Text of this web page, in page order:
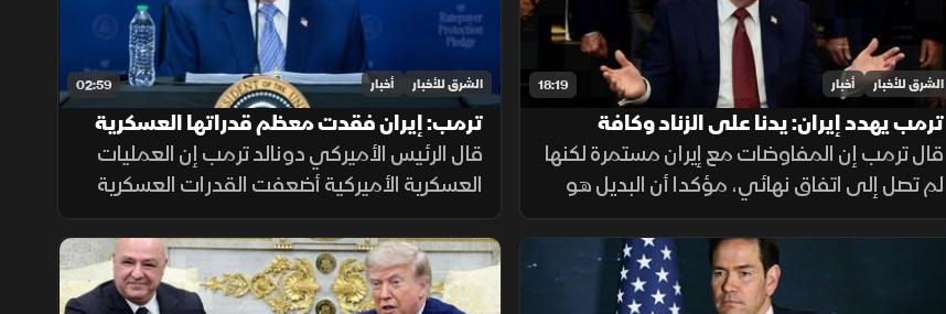
18:19 الشرق للأخبار أخبار
ترمب يهدد إيران: يدنا على الزناد وكافة
الذخائر جاهزة
قال ترمب إن المفاوضات مع إيران مستمرة لكنها
لم تصل إلى اتفاق نهائي، مؤكدا أن البديل هو
استمرار القصف، وأن طهران أصبحت أكثر جدية،
مع التشديد على جاهزية القوات الأميركية
واستمرار الضغط العسكري
02:59 الشرق للأخبار أخبار
ترمب: إيران فقدت معظم قدراتها العسكرية
خلال المواجهة
قال الرئيس الأميركي دونالد ترمب إن العمليات
العسكرية الأميركية أضعفت القدرات العسكرية
الإيرانية، منتقدا تقارير إعلامية تحدثت عن تعاظم
قوة طهران، ومؤكدا أن الواقع الميداني يثبت
العكس.